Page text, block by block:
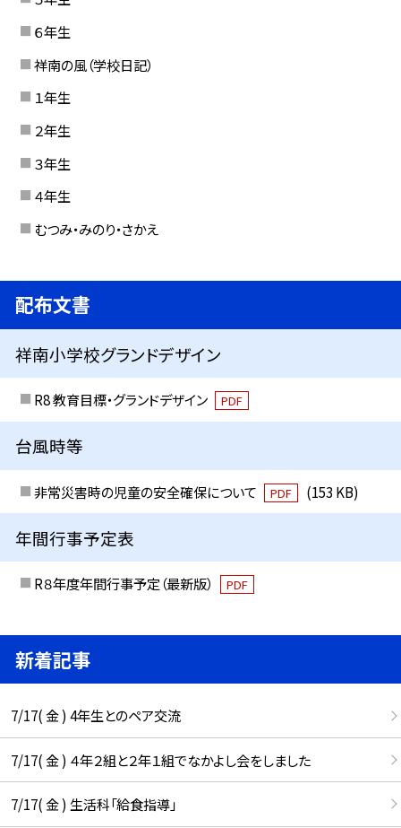
６年生
祥南の風（学校日記）
１年生
２年生
３年生
４年生
むつみ・みのり・さかえ
配布文書
祥南小学校グランドデザイン
R8 教育目標・グランドデザイン PDF
台風時等
非常災害時の児童の安全確保について PDF (153 KB)
年間行事予定表
R８年度年間行事予定（最新版） PDF
新着記事
7/17( 金 ) 4年生とのペア交流
7/17( 金 ) ４年２組と２年１組でなかよし会をしました
7/17( 金 ) 生活科「給食指導」